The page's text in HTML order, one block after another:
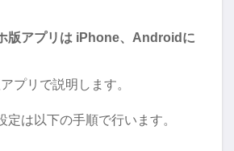
版アプリは iPhone、Androidに
プリで説明します。
定は以下の手順で行います。